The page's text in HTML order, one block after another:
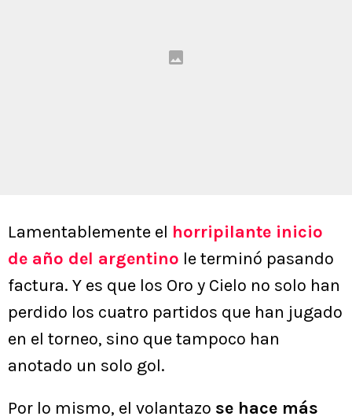
Lamentablemente el horripilante inicio
de año del argentino le terminó pasando
factura. Y es que los Oro y Cielo no solo han
perdido los cuatro partidos que han jugado
en el torneo, sino que tampoco han
anotado un solo gol.
Por lo mismo, el volantazo se hace más